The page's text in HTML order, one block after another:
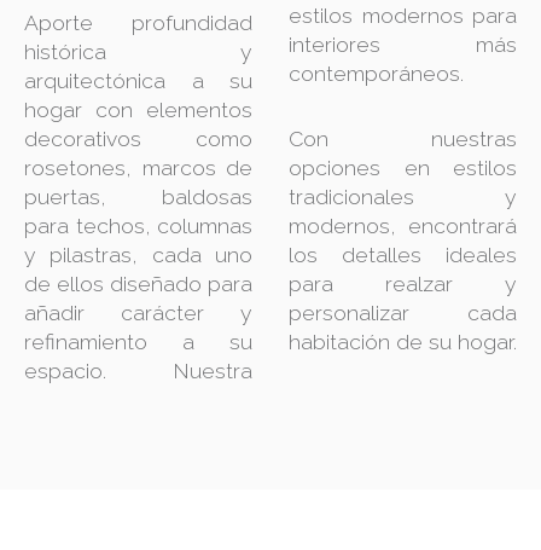
Aporte profundidad
histórica y
arquitectónica a su
hogar con elementos
decorativos como
rosetones, marcos de
puertas, baldosas
para techos, columnas
y pilastras, cada uno
de ellos diseñado para
añadir carácter y
refinamiento a su
espacio. Nuestra
estilos modernos para
interiores más
contemporáneos.
Con nuestras
opciones en estilos
tradicionales y
modernos, encontrará
los detalles ideales
para realzar y
personalizar cada
habitación de su hogar.